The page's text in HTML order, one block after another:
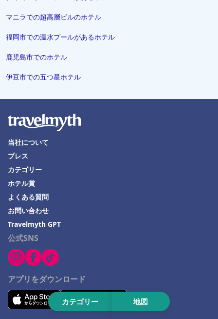
浦安市でのホテル
シンガポールでのホテル
北見市でのホテル
島根県でのホテル
西宮市でのホテル
Kujukuriでのホテル
関西地方でのホテル
西伊豆町でのホテル
沖縄市でのホテル
カテゴリー 地図
マニラでの超高層ビルのホテル
福岡市での温水プールがあるホテル
鹿児島市でのホテル
伊豆市での五つ星ホテル
公式SNS
アプリをダウンロード
当社について
プレス
カテゴリー
ホテル賞
よくある質問
お問い合わせ
Travelmyth GPT